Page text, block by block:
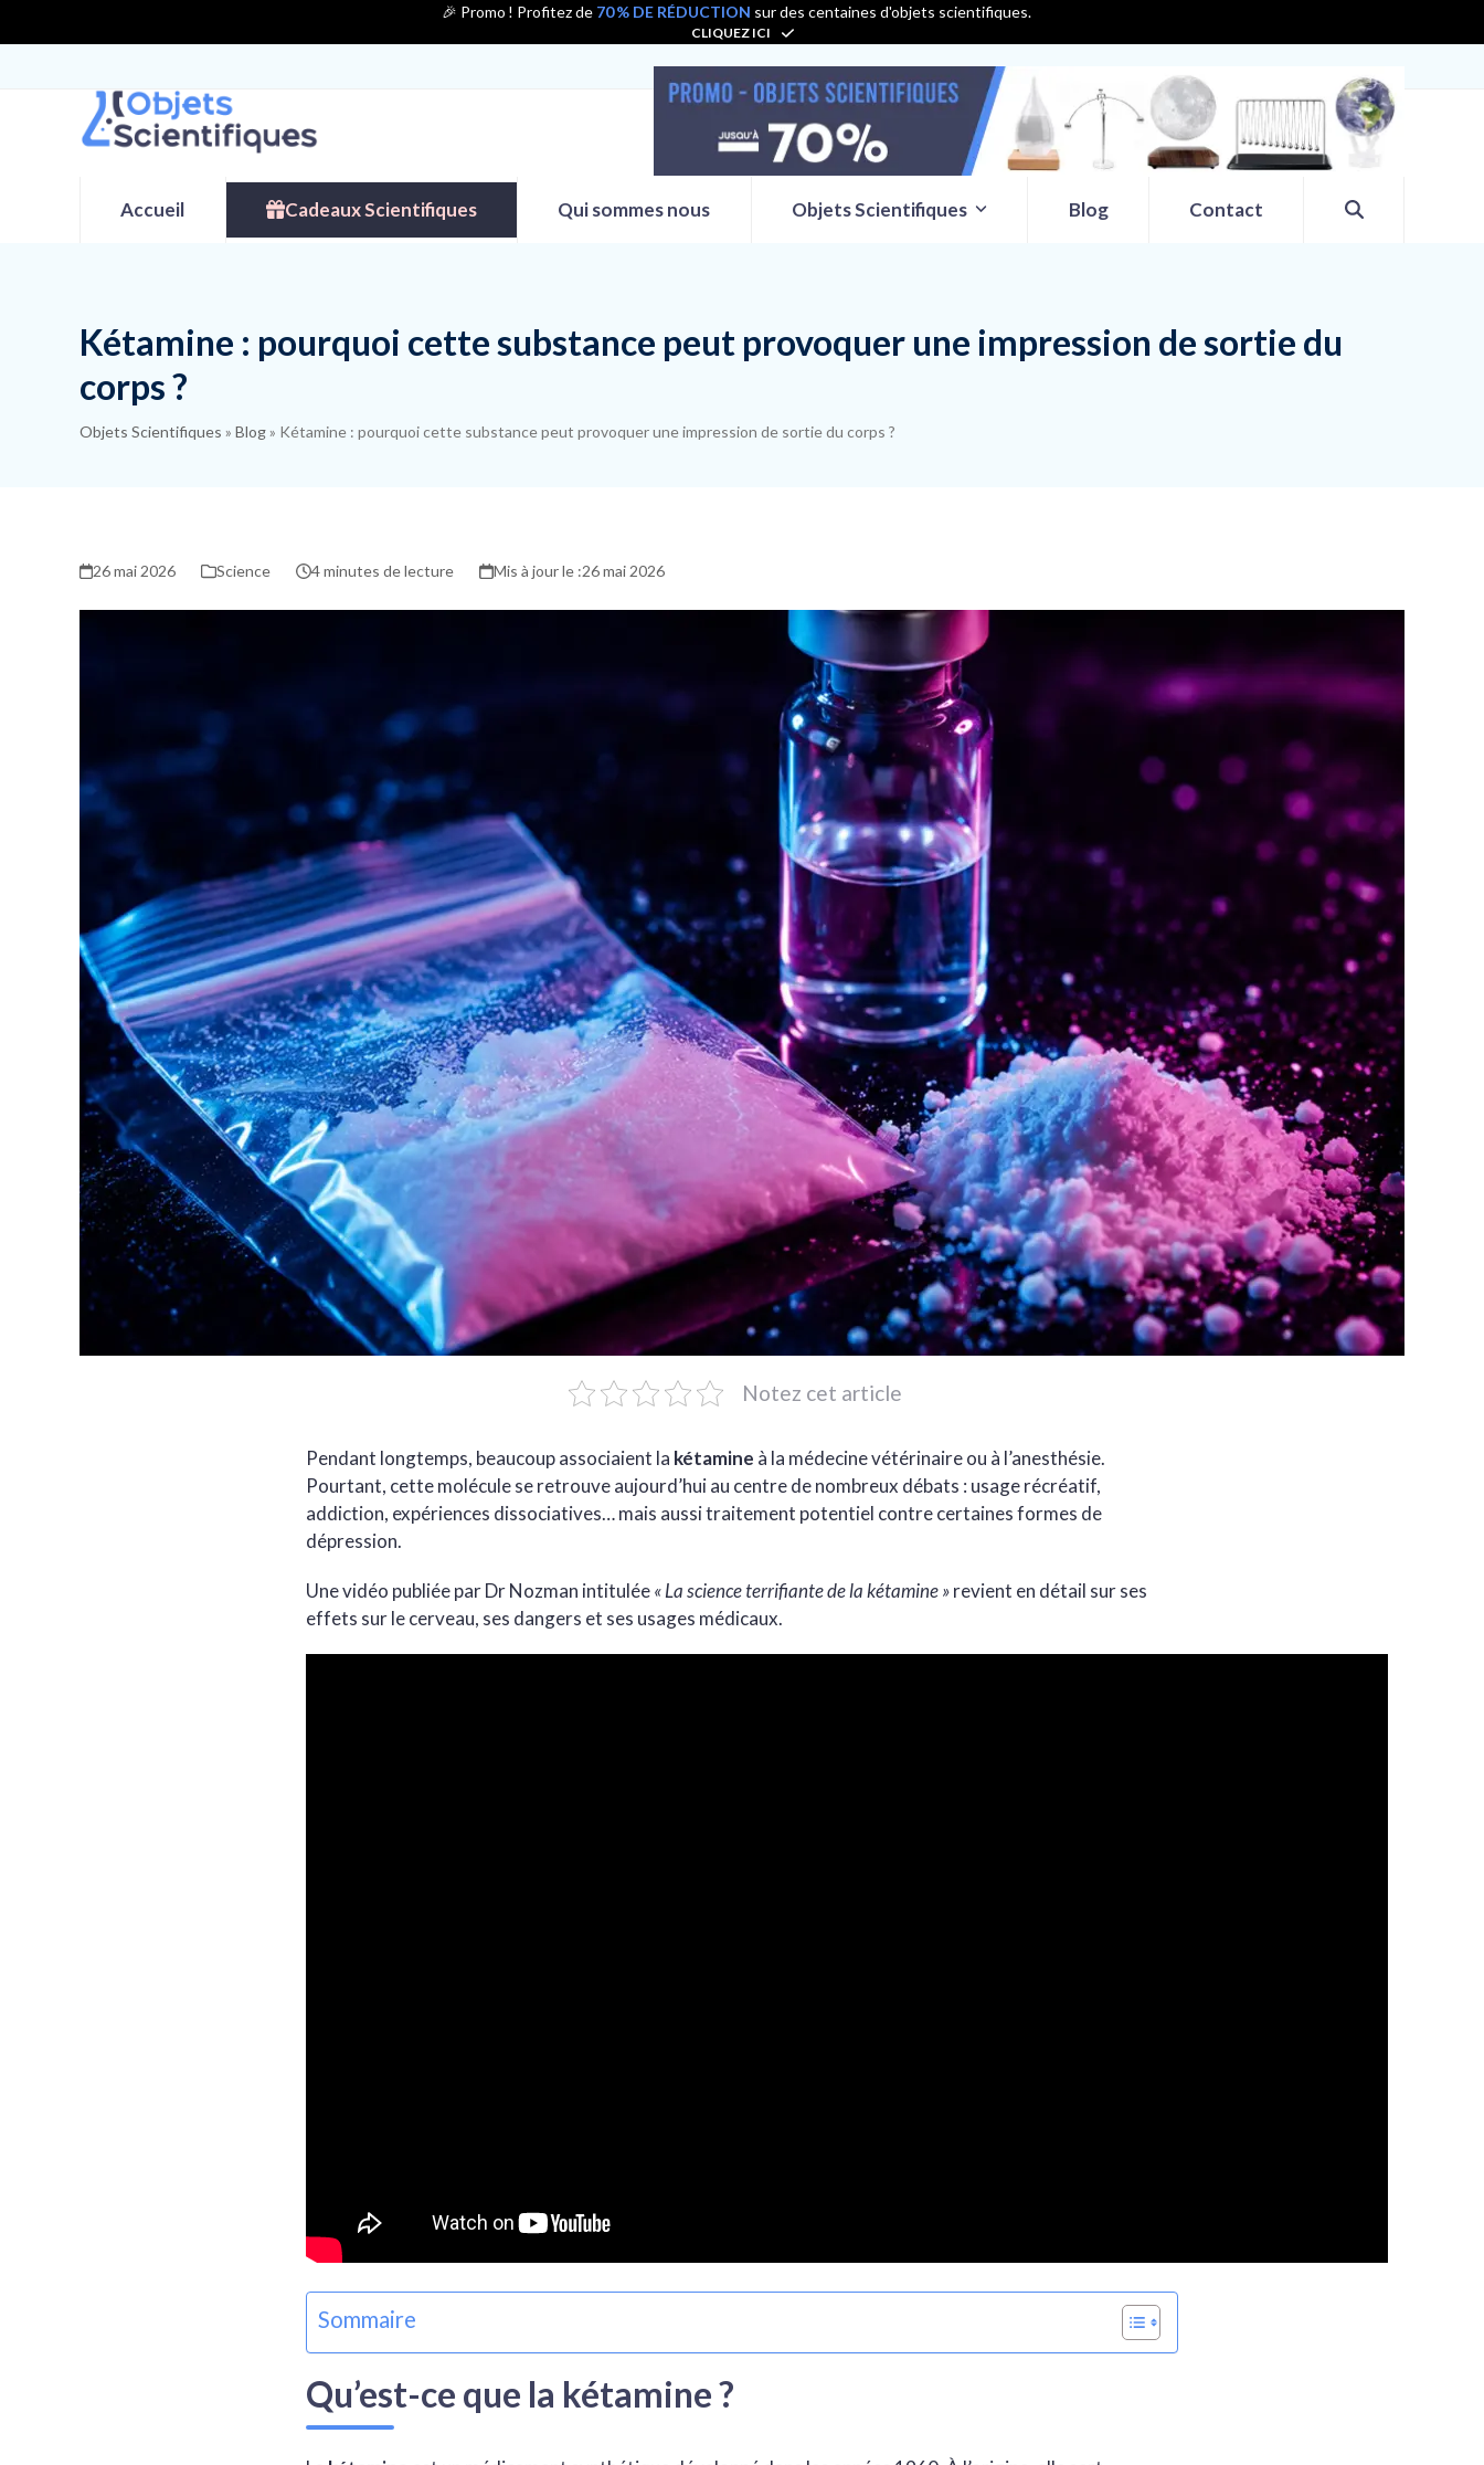
de
🎉 Promo ! Profitez de 70 % DE RÉDUCTION sur des centaines d'objets scientifiques.
CLIQUEZ ICI
Accueil Cadeaux Scientifiques Qui sommes nous Objets Scientifiques Blog Contact
Kétamine : pourquoi cette substance peut provoquer une impression de sortie du
corps ?
Objets Scientifiques » Blog» Kétamine : pourquoi cette substance peut provoquer une impression de sortie du corps ?
26 mai 2026 Science 4 minutes de lecture 26 mai 2026
Notez cet article
Pendant longtemps, beaucoup associaient la kétamine à la médecine vétérinaire ou à l’anesthésie.
Pourtant, cette molécule se retrouve aujourd’hui au centre de nombreux débats : usage récréatif,
addiction, expériences dissociatives… mais aussi traitement potentiel contre certaines formes de
dépression.
Une vidéo publiée par Dr Nozman intitulée« La science terrifiante de la kétamine »revient en détail sur ses
effets sur le cerveau, ses dangers et ses usages médicaux.
Sommaire
Qu’est-ce que la kétamine ?